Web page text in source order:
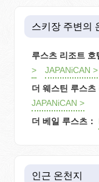
스키장 주변의
루스츠 리조트 호
>
JAPANiCAN >
더 웨스틴 루스츠
JAPANiCAN >
더 베일 루스츠：
인근 온천지